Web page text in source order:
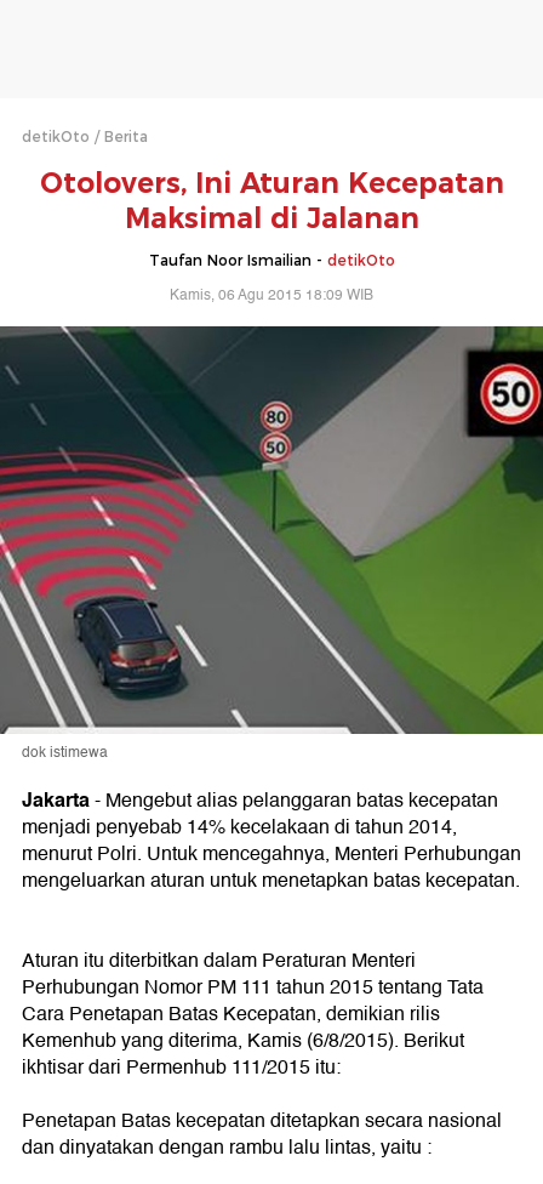
detikOto Berita
Otolovers, Ini Aturan Kecepatan
Maksimal di Jalanan
Taufan Noor Ismailian - detikOto
Kamis, 06 Agu 2015 18:09 WIB
dok istimewa
Jakarta- Mengebut alias pelanggaran batas kecepatan
menjadi penyebab 14% kecelakaan di tahun 2014,
menurut Polri. Untuk mencegahnya, Menteri Perhubungan
mengeluarkan aturan untuk menetapkan batas kecepatan.
Aturan itu diterbitkan dalam Peraturan Menteri
Perhubungan Nomor PM 111 tahun 2015 tentang Tata
Cara Penetapan Batas Kecepatan, demikian rilis
Kemenhub yang diterima, Kamis (6/8/2015). Berikut
ikhtisar dari Permenhub 111/2015 itu:
Penetapan Batas kecepatan ditetapkan secara nasional
dan dinyatakan dengan rambu lalu lintas, yaitu :